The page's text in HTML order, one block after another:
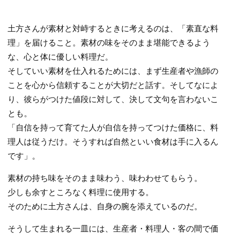
土方さんが素材と対峙するときに考えるのは、「素直な料
理」を届けること。素材の味をそのまま堪能できるよう
な、心と体に優しい料理だ。
そしていい素材を仕入れるためには、まず生産者や漁師の
ことを心から信頼することが大切だと話す。そしてなによ
り、彼らがつけた値段に対して、決して文句を言わないこ
とも。
「自信を持って育てた人が自信を持ってつけた価格に、料
理人は従うだけ。そうすれば自然といい食材は手に入るん
です」。
素材の持ち味をそのまま味わう、味わわせてもらう。
少しも余すところなく料理に使用する。
そのために土方さんは、自身の腕を添えているのだ。
そうして生まれる一皿には、生産者・料理人・客の間で価